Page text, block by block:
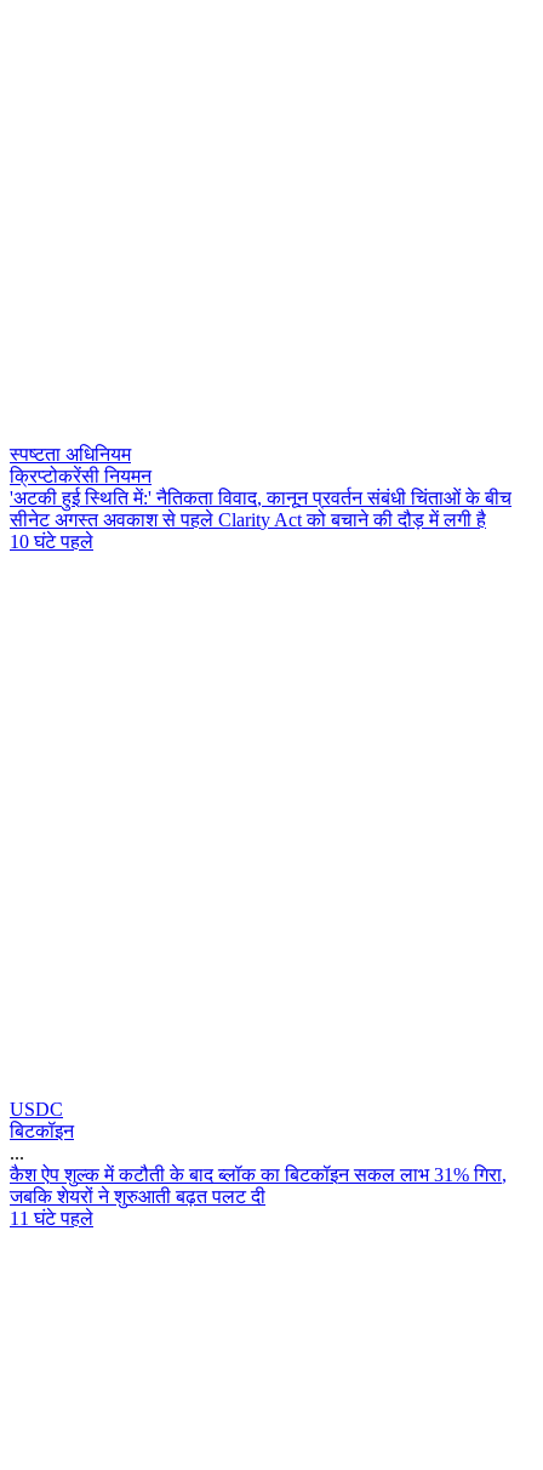
स्पष्टता अधिनियम
क्रिप्टोकरेंसी नियमन
'अटक हई सत म:' नतकत ववद, कनन परवरन सबध चतओ क बच
सनट अगसत अवकश स पहल Clarity Act क बचन क दड म लग ह
10 घंटे पहले
USDC
बिटकॉइन
...
कश ऐप शलक म कटत क बद बलक क बटकइन सकल लभ 31% गर,
जबक शयर न शरआत बढत पलट द
11 घंटे पहले